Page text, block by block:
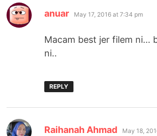
anuar says:
May 17, 2016 at 7:34 pm
Macam best jer filem ni…
ni..
REPLY
Raihanah Ahmad says:
May 18,